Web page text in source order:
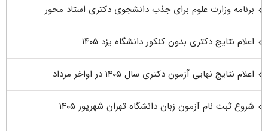
برنامه وزارت علوم برای جذب دانشجوی دکتری استاد محور
اعلام نتایج دکتری بدون کنکور دانشگاه یزد ۱۴۰۵
اعلام نتایج نهایی آزمون دکتری سال ۱۴۰۵ در اواخر مرداد
شروع ثبت نام آزمون زبان دانشگاه تهران شهریور ۱۴۰۵